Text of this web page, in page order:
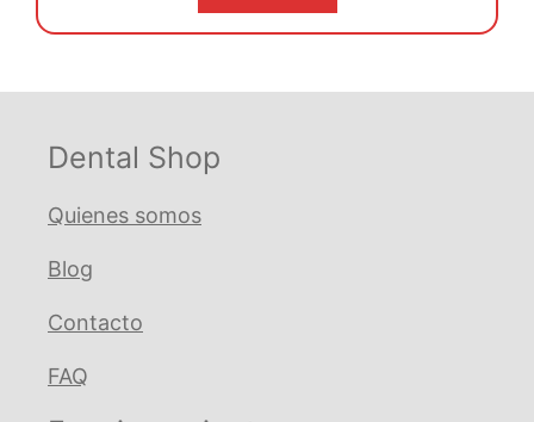
Dental Shop
Quienes somos
Blog
Contacto
FAQ